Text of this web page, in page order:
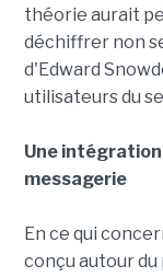
théorie aurait
déchiffrer non
d'Edward
utilisateurs du
Une
messagerie
En ce qui
conçu autour